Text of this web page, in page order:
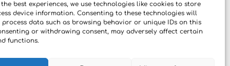
best experiences, we use technologies like cookies to store
device information. Consenting to these technologies will
data such as browsing behavior or unique IDs on this
or withdrawing consent, may adversely affect certain
functions.